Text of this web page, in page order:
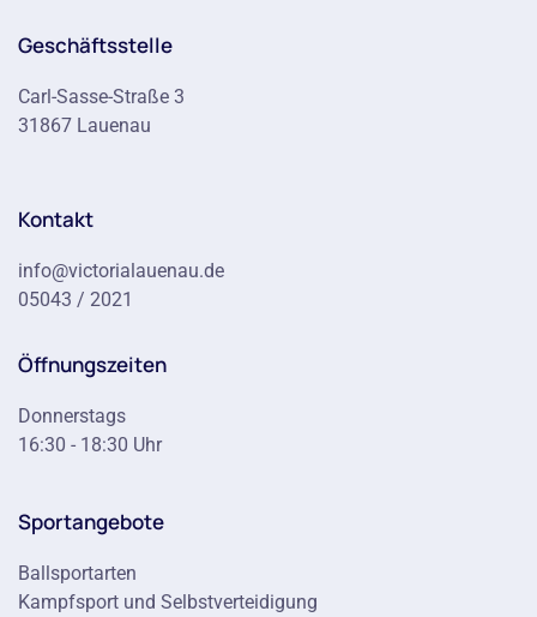
Geschäftsstelle
Carl-Sasse-Straße 3
31867 Lauenau
Kontakt
info@victorialauenau.de
05043 / 2021
Öffnungszeiten
Donnerstags
16:30 - 18:30 Uhr
Sportangebote
Ballsportarten
Kampfsport und Selbstverteidigung